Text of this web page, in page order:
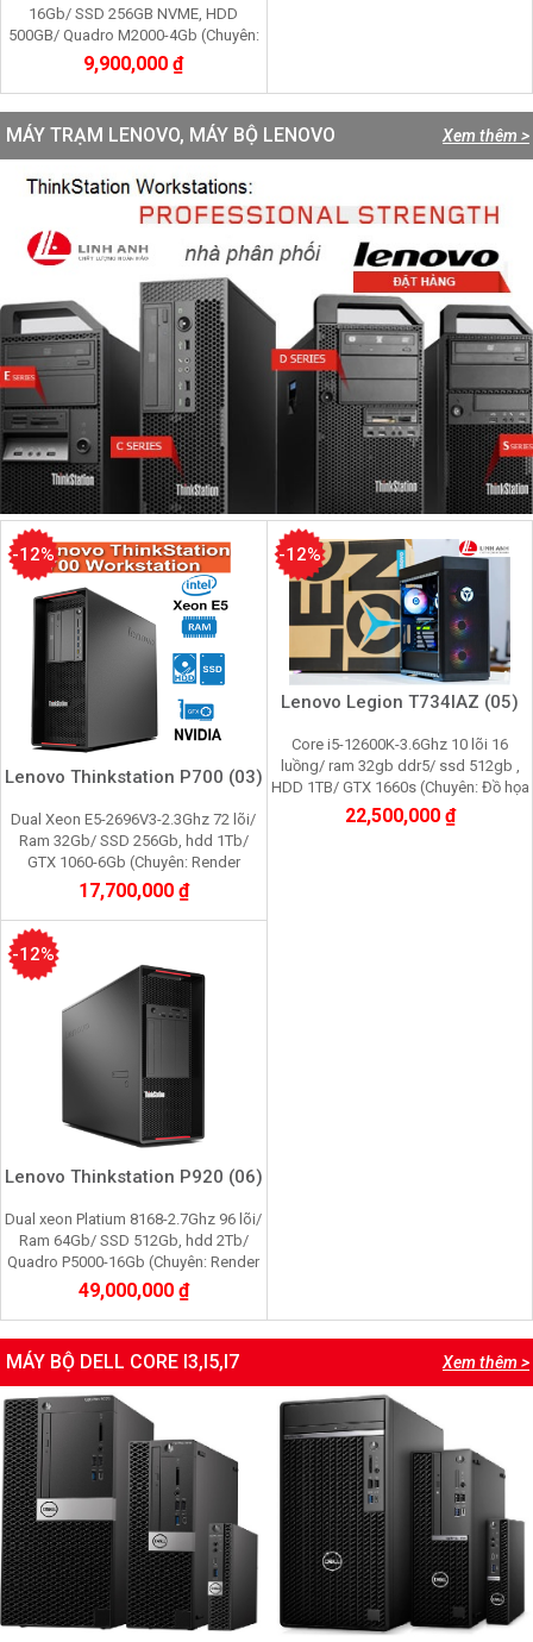
16Gb/ SSD 256GB NVME, HDD
500GB/ Quadro M2000-4Gb (Chuyên:
Dựng, render 3D, Video 2K, máy ảo
vmware)
9,900,000 ₫
Xem thêm >
MÁY TRẠM LENOVO, MÁY BỘ LENOVO
Lenovo Thinkstation P700 (03)
Dual Xeon E5-2696V3-2.3Ghz 72 lõi/
Ram 32Gb/ SSD 256Gb, hdd 1Tb/
GTX 1060-6Gb (Chuyên: Render
3d,film 4K,máy ảo,giả lập nox,,cầy
youtube, facebook)
17,700,000 ₫
-12%
Lenovo Legion T734IAZ (05)
Core i5-12600K-3.6Ghz 10 lõi 16
luồng/ ram 32gb ddr5/ ssd 512gb ,
HDD 1TB/ GTX 1660s (Chuyên: Đồ họa
3d, film 4K, cầy Pi node, youtube,
facebook, gami
22,500,000 ₫
-12%
Lenovo Thinkstation P920 (06)
Dual xeon Platium 8168-2.7Ghz 96 lõi/
Ram 64Gb/ SSD 512Gb, hdd 2Tb/
Quadro P5000-16Gb (Chuyên: Render
3d, Edit video, máy ảo, ,giả lập game,
youtube)
49,000,000 ₫
-12%
Xem thêm >
MÁY BỘ DELL CORE I3,I5,I7